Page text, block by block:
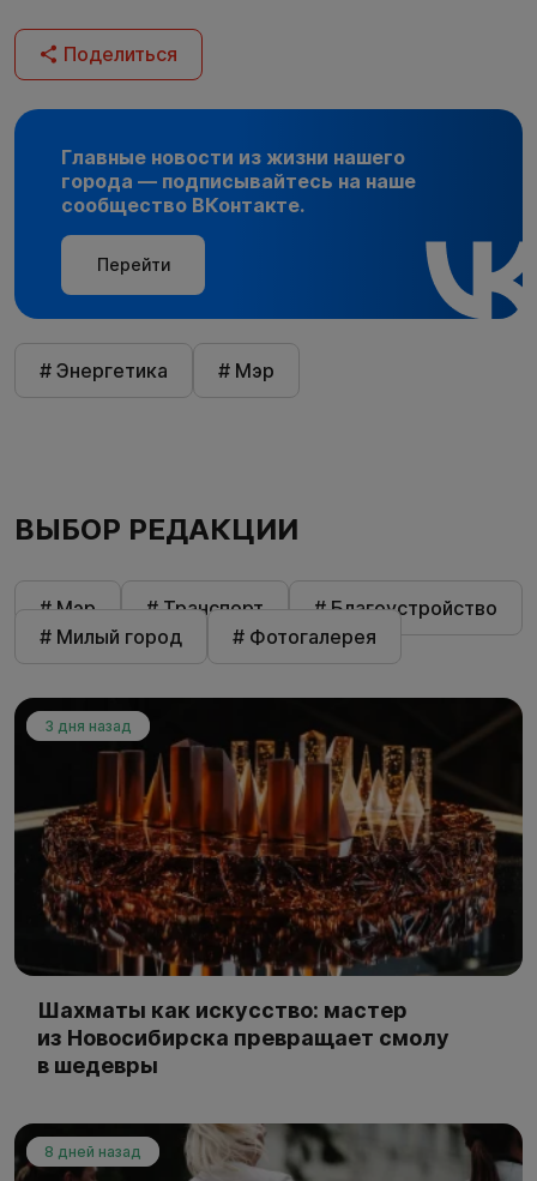
Поделиться
Главные новости из жизни нашего
города — подписывайтесь на наше
сообщество ВКонтакте.
Перейти
# Энергетика # Мэр
ВЫБОР РЕДАКЦИИ
# Мэр # Транспорт
# Благоустройство
# Милый город
# Фотогалерея
3 дня назад
Шахматы как искусство: мастер
из Новосибирска превращает смолу
в шедевры
8 дней назад